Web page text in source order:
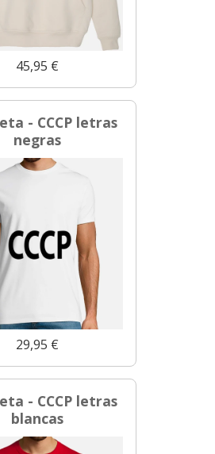
45,95 €
- CCCP letras
negras
29,95 €
- CCCP letras
blancas